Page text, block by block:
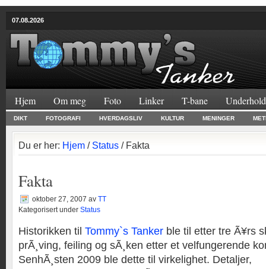
07.08.2026
Hjem Om meg Foto Linker T-bane
DIKT FOTOGRAFI HVERDAGSLIV KULTUR MENINGER
Du er her: Hjem / Status / Fakta
Fakta
oktober 27, 2007 av TT
Kategorisert under Status
Historikken til Tommy`s Tanker ble til etter tre Ã¥rs
prÃ¸ving, feiling og sÃ¸ken etter et velfungerende
SenhÃ¸sten 2009 ble dette til virkelighet. Detaljer,